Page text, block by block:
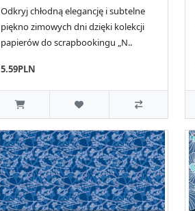
Odkryj chłodną elegancję i subtelne
piękno zimowych dni dzięki kolekcji
papierów do scrapbookingu „N..
5.59PLN